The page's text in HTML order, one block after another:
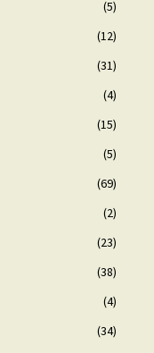
(5)
(12)
(31)
(4)
(15)
(5)
(69)
(2)
(23)
(38)
(4)
(34)